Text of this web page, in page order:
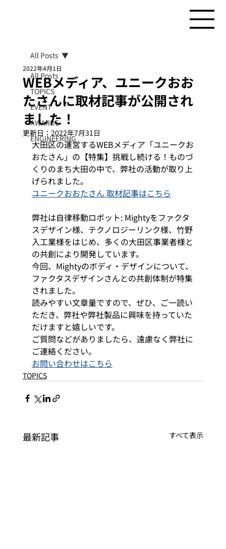
All Posts
TOPICS
EVENT
AWARDS
ENGINEERING
All Posts
WEBメディア、ユニークおお
たさんに取材記事が公開され
ました！
2022年4月1日
更新日： 2022年7月31日
大田区の運営するWEBメディア「ユニークお
おたさん」の【特集】挑戦し続ける！ものづ
くりのまち大田の中で、弊社の活動が取り上
げられました。
ユニークおおたさん 取材記事はこちら
弊社は自律移動ロボット: Mightyをファクタ
スデザイン様、テクノロジーリンク様、竹野
入工業様をはじめ、多くの大田区事業者様と
の共創により開発しています。
今回、Mightyのボディ・デザインについて、
ファクタスデザインさんとの共創体制が特集
されました。
読みやすい文章量ですので、ぜひ、ご一読い
ただき、弊社や弊社製品に興味を持っていた
だけますと嬉しいです。
ご質問などがありましたら、遠慮なく弊社に
ご連絡ください。
お問い合わせはこちら
TOPICS
最新記事 すべて表示